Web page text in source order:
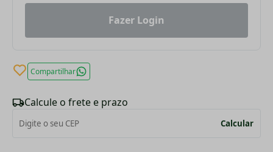
Fazer Login
Compartilhar
Calcule o frete e prazo
Calcular